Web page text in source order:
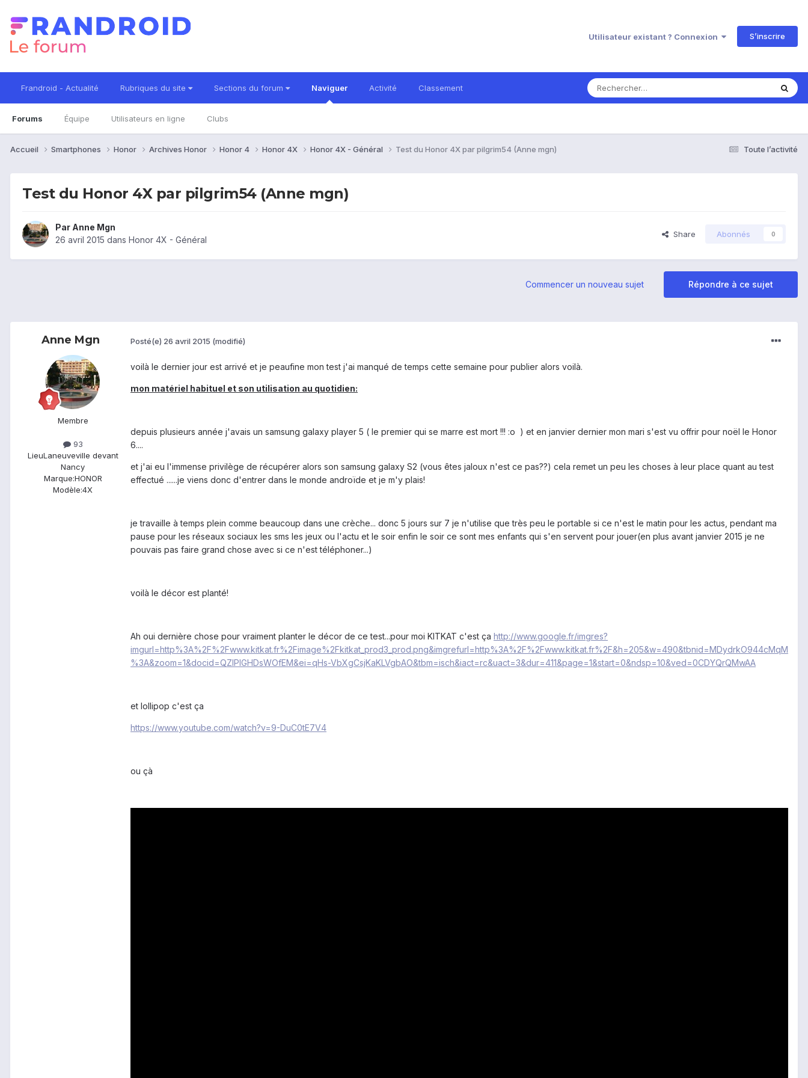
Utilisateur existant ? Connexion S’inscrire
Frandroid - Actualité Rubriques du site Sections du forum Naviguer
Forums Équipe Utilisateurs en ligne Clubs
Activité Classement
Toute l’activité
Accueil Smartphones Honor Archives Honor Honor 4 Honor 4X Honor 4X - Général Test du Honor 4X par pilgrim54 (Anne mgn)
Test du Honor 4X par pilgrim54 (Anne mgn)
Par Anne Mgn
26 avril 2015 dans Honor 4X - Général
Share Abonnés 0
Répondre à ce sujet
Commencer un nouveau sujet
Anne Mgn
Membre
93
LieuLaneuveville devant
Nancy
Marque:HONOR
Modèle:4X
Posté(e) 26 avril 2015 (modifié)
voilà le dernier jour est arrivé et je peaufine mon test j'ai manqué de temps cette semaine pour publier alors voilà.
mon matériel habituel et son utilisation au quotidien:
depuis plusieurs année j'avais un samsung galaxy player 5 ( le premier qui se marre est mort !!! :o ) et en janvier dernier mon mari s'est vu offrir pour noël le Honor
6....
et j'ai eu l'immense privilège de récupérer alors son samsung galaxy S2 (vous êtes jaloux n'est ce pas??) cela remet un peu les choses à leur place quant au test
effectué ......je viens donc d'entrer dans le monde androïde et je m'y plais!
je travaille à temps plein comme beaucoup dans une crèche... donc 5 jours sur 7 je n'utilise que très peu le portable si ce n'est le matin pour les actus, pendant ma
pause pour les réseaux sociaux les sms les jeux ou l'actu et le soir enfin le soir ce sont mes enfants qui s'en servent pour jouer(en plus avant janvier 2015 je ne
pouvais pas faire grand chose avec si ce n'est téléphoner...)
voilà le décor est planté!
Ah oui dernière chose pour vraiment planter le décor de ce test...pour moi KITKAT c'est ça http://www.google.fr/imgres?
imgurl=http%3A%2F%2Fwww.kitkat.fr%2Fimage%2Fkitkat_prod3_prod.png&imgrefurl=http%3A%2F%2Fwww.kitkat.fr%2F&h=205&w=490&tbnid=MDydrkO944cMqM
%3A&zoom=1&docid=QZIPIGHDsWOfEM&ei=qHs-VbXgCsjKaKLVgbAO&tbm=isch&iact=rc&uact=3&dur=411&page=1&start=0&ndsp=10&ved=0CDYQrQMwAA
et lollipop c'est ça
https://www.youtube.com/watch?v=9-DuC0tE7V4
ou çà